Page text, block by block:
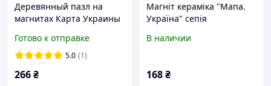
Деревянный пазл на
магнитах Карта Украины
Готово к отправке
5.0 (1)
266₴
Магніт кераміка "Мапа.
Україна" сепія
В наличии
168₴